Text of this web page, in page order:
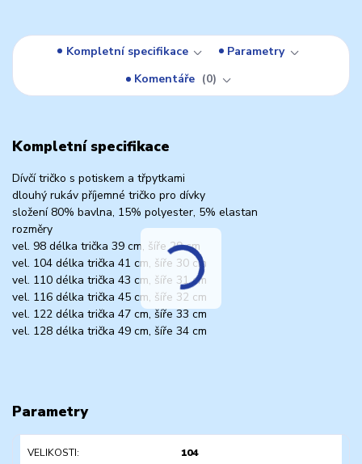
Kompletní specifikace
Parametry
Komentáře
0
Kompletní specifikace
Dívčí tričko s potiskem a třpytkami
dlouhý rukáv příjemné tričko pro dívky
složení 80% bavlna, 15% polyester, 5% elastan
rozměry
vel. 98 délka trička 39 cm, šíře 29 cm
vel. 104 délka trička 41 cm, šíře 30 cm
vel. 110 délka trička 43 cm, šíře 31 cm
vel. 116 délka trička 45 cm, šíře 32 cm
vel. 122 délka trička 47 cm, šíře 33 cm
vel. 128 délka trička 49 cm, šíře 34 cm
Parametry
VELIKOSTI 104